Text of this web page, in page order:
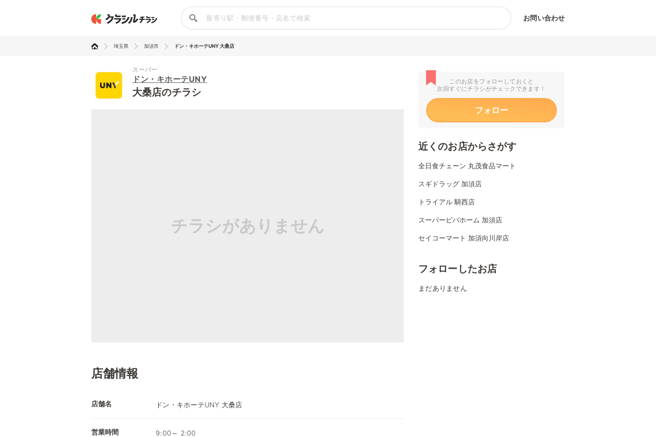
お問い合わせ
埼玉県 加須市 ドン・キホーテUNY 大桑店
スーパー
ドン・キホーテUNY
大桑店のチラシ
チラシがありません
店舗情報
店舗名 ドン・キホーテUNY 大桑店
営業時間 9:00～ 2:00
このお店をフォローしておくと
次回すぐにチラシがチェックできます！
フォロー
近くのお店からさがす
全日食チェーン 丸茂食品マート
スギドラッグ 加須店
トライアル 騎西店
スーパービバホーム 加須店
セイコーマート 加須向川岸店
フォローしたお店
まだありません